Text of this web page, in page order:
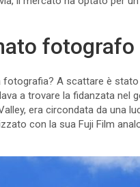
fotografo
fotografia? A scattare è
a trovare la fidanzata nel
era circondata da una
con la sua Fuji Film